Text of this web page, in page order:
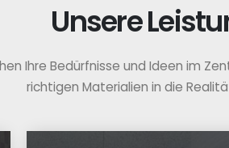
Unsere
Ihre Bedürfnisse und Ideen im
richtigen Materialien in die